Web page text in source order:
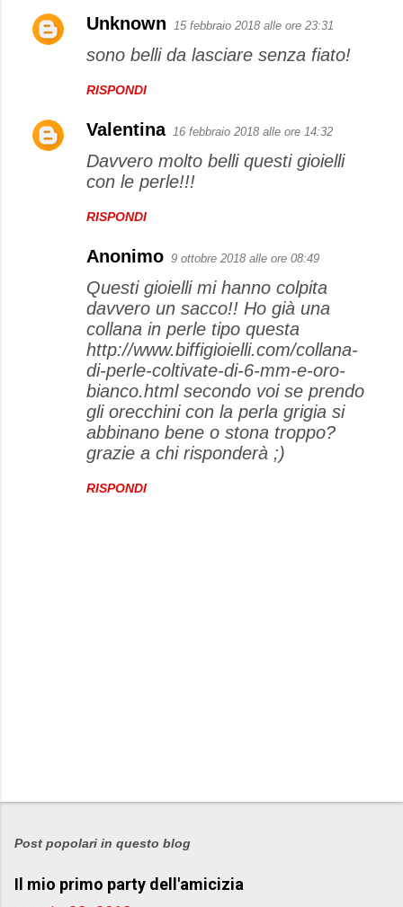
Unknown 15 febbraio 2018 alle ore 23:31
sono belli da lasciare senza fiato!
RISPONDI
Valentina 16 febbraio 2018 alle ore 14:32
Davvero molto belli questi gioielli
con le perle!!!
RISPONDI
Anonimo 9 ottobre 2018 alle ore 08:49
Questi gioielli mi hanno colpita
davvero un sacco!! Ho già una
collana in perle tipo questa
http://www.biffigioielli.com/collana-
di-perle-coltivate-di-6-mm-e-oro-
bianco.html secondo voi se prendo
gli orecchini con la perla grigia si
abbinano bene o stona troppo?
grazie a chi risponderà ;)
RISPONDI
P
s
a
Post popolari in questo blog
Il mio primo party dell'amicizia